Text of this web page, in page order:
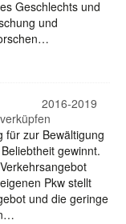
Geschlechts und
und
2016-2019
für zur Bewältigung
gewinnt.
Pkw stellt
und die geringe